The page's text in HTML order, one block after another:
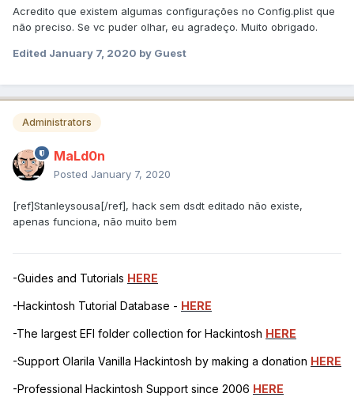
Acredito que existem algumas configurações no Config.plist que
não preciso. Se vc puder olhar, eu agradeço. Muito obrigado.
Edited January 7, 2020 by Guest
Administrators
MaLd0n
Posted January 7, 2020
[ref]Stanleysousa[/ref], hack sem dsdt editado não existe,
apenas funciona, não muito bem
-Guides and Tutorials HERE
-Hackintosh Tutorial Database - HERE
-The largest EFI folder collection for Hackintosh HERE
-Support Olarila Vanilla Hackintosh by making a donation HERE
-Professional Hackintosh Support since 2006 HERE